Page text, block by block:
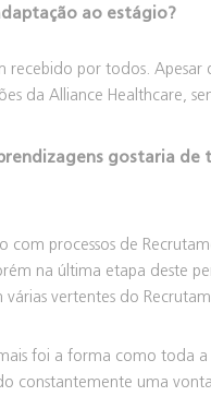
ao estágio?
por todos. Apesar
da Alliance Healthcare,
gostaria
com processos de
na última etapa deste
vertentes do
foi a forma como toda
constantemente uma